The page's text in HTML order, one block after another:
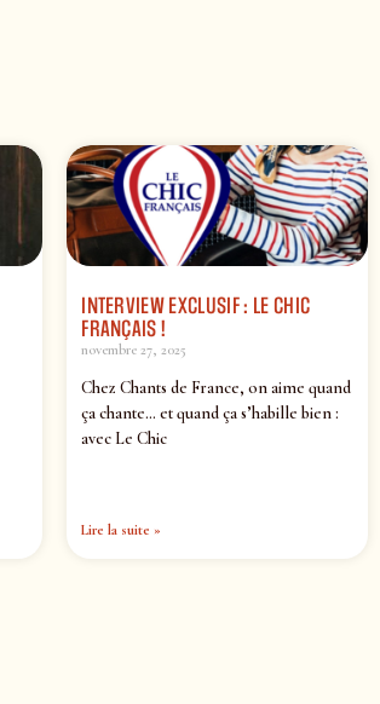
INTERVIEW EXCLUSIF : LE CHIC
FRANÇAIS !
novembre 27, 2025
Chez Chants de France, on aime quand
ça chante… et quand ça s’habille bien :
avec Le Chic
Lire la suite »